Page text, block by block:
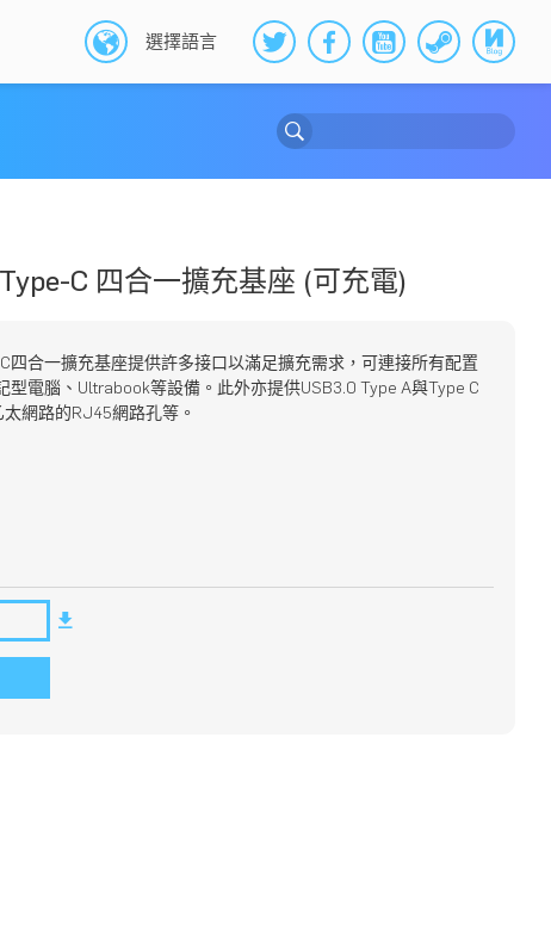
選擇語言
C 四合一擴充基座 (可充電)
四合一擴充基座提供許多接口以滿足擴充需求，可連接所有配置
型電腦、Ultrabook等設備。此外亦提供USB3.0 Type A與Type C
網路的RJ45網路孔等。